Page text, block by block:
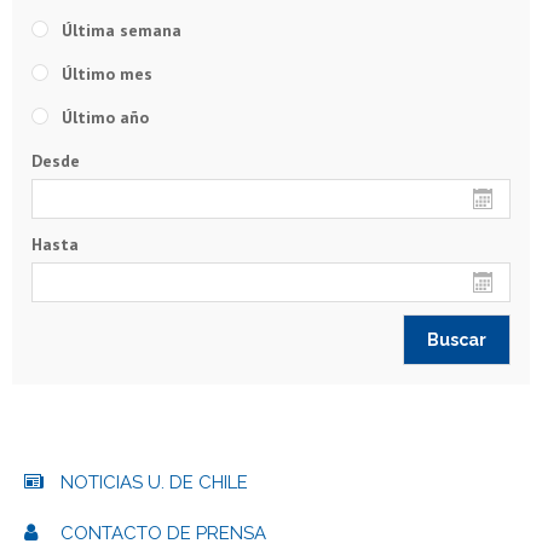
Última semana
Último mes
Último año
Desde
Hasta
NOTICIAS U. DE CHILE
CONTACTO DE PRENSA